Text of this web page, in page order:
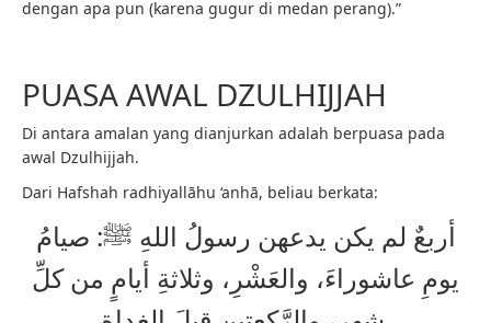
dengan apa pun (karena gugur di medan perang).”
PUASA AWAL DZULHIJJAH
Di antara amalan yang dianjurkan adalah berpuasa pada
awal Dzulhijjah.
Dari Hafshah radhiyallāhu ‘anhā, beliau berkata:
أربعٌ لم يكن يدعهن رسولُ اللهِ ﷺ: صيامُ
يومِ عاشوراءَ، والعَشْرِ، وثلاثةِ أيامٍ من كلِّ